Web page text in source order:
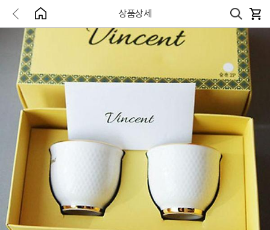
상품상세